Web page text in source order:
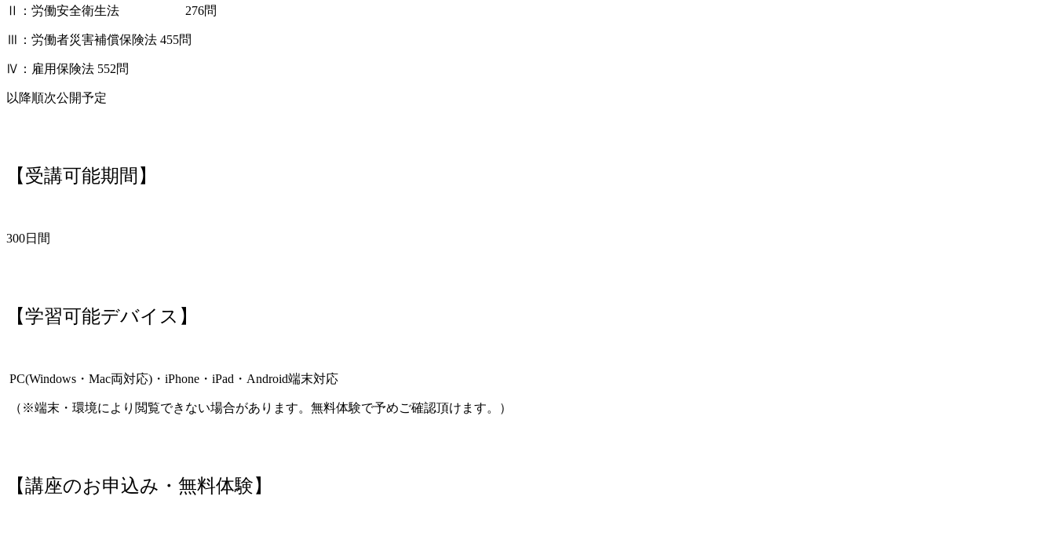
Ⅱ：労働安全衛生法 276問
Ⅲ：労働者災害補償保険法 455問
Ⅳ：雇用保険法 552問
以降順次公開予定
【受講可能期間】
300日間
【学習可能デバイス】
PC(Windows・Mac両対応)・iPhone・iPad・Android端末対応
（※端末・環境により閲覧できない場合があります。無料体験で予めご確認頂けます。）
【講座のお申込み・無料体験】